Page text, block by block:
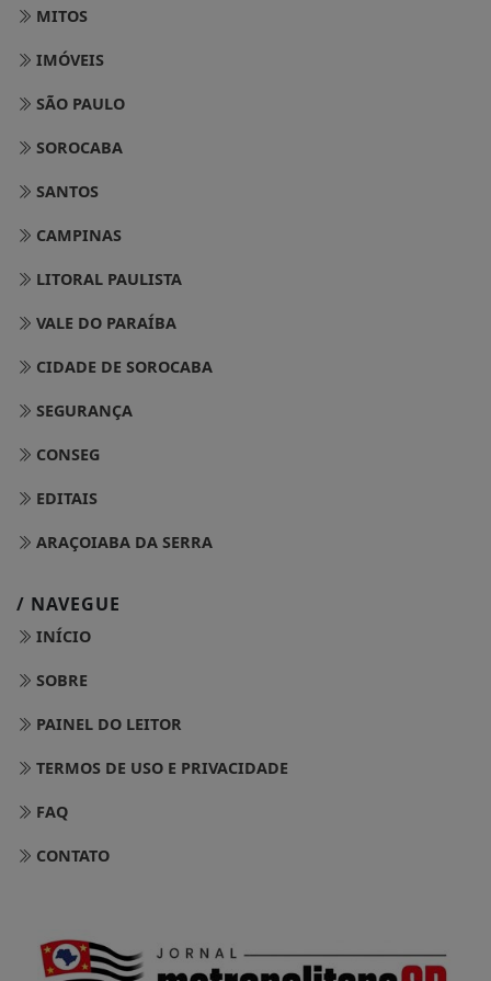
MITOS
IMÓVEIS
SÃO PAULO
SOROCABA
SANTOS
CAMPINAS
LITORAL PAULISTA
VALE DO PARAÍBA
CIDADE DE SOROCABA
SEGURANÇA
CONSEG
EDITAIS
ARAÇOIABA DA SERRA
/ NAVEGUE
INÍCIO
SOBRE
PAINEL DO LEITOR
TERMOS DE USO E PRIVACIDADE
FAQ
CONTATO